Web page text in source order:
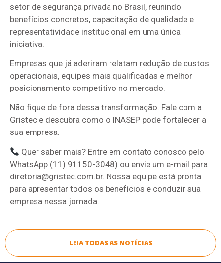
setor de segurança privada no Brasil, reunindo
benefícios concretos, capacitação de qualidade e
representatividade institucional em uma única
iniciativa.
Empresas que já aderiram relatam redução de custos
operacionais, equipes mais qualificadas e melhor
posicionamento competitivo no mercado.
Não fique de fora dessa transformação. Fale com a
Gristec e descubra como o INASEP pode fortalecer a
sua empresa.
Quer saber mais? Entre em contato conosco pelo
WhatsApp (11) 91150-3048) ou envie um e-mail para
diretoria@gristec.com.br. Nossa equipe está pronta
para apresentar todos os benefícios e conduzir sua
empresa nessa jornada.
LEIA TODAS AS NOTÍCIAS